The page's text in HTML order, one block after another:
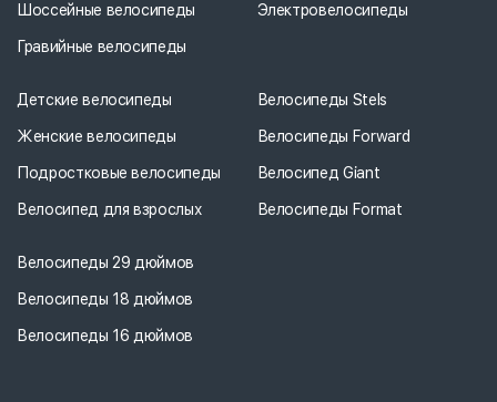
Шоссейные велосипеды
Гравийные велосипеды
Электровелосипеды
Детские велосипеды
Женские велосипеды
Подростковые велосипеды
Велосипед для взрослых
Велосипеды Stels
Велосипеды Forward
Велосипед Giant
Велосипеды Format
Велосипеды 29 дюймов
Велосипеды 18 дюймов
Велосипеды 16 дюймов